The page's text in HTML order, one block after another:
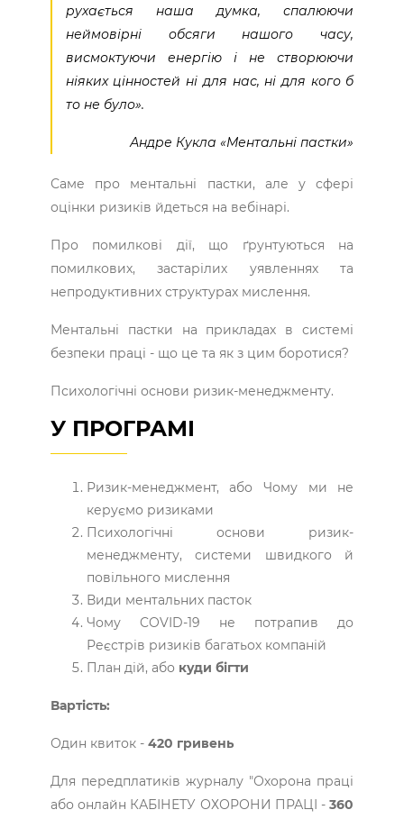
рухається наша думка, спалюючи
неймовірні обсяги нашого часу,
висмоктуючи енергію і не створюючи
ніяких цінностей ні для нас, ні для кого б
то не було».
Андре Кукла «Ментальні пастки»
Саме про ментальні пастки, але у сфері
оцінки ризиків йдеться на вебінарі.
Про помилкові дії, що ґрунтуються на
помилкових, застарілих уявленнях та
непродуктивних структурах мислення.
Ментальні пастки на прикладах в системі
безпеки праці - що це та як з цим боротися?
Психологічні основи ризик-менеджменту.
У ПРОГРАМІ
Ризик-менеджмент, або Чому ми не
керуємо ризиками
Психологічні основи ризик-
менеджменту, системи швидкого й
повільного мислення
Види ментальних пасток
Чому COVІD-19 не потрапив до
Реєстрів ризиків багатьох компаній
План дій, або куди бігти
Вартість:
Один квиток - 420 гривень
Для передплатиків журналу "Охорона праці
або онлайн КАБІНЕТУ ОХОРОНИ ПРАЦІ -360